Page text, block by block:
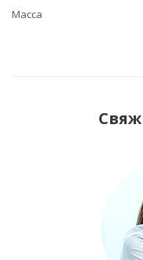
Масса